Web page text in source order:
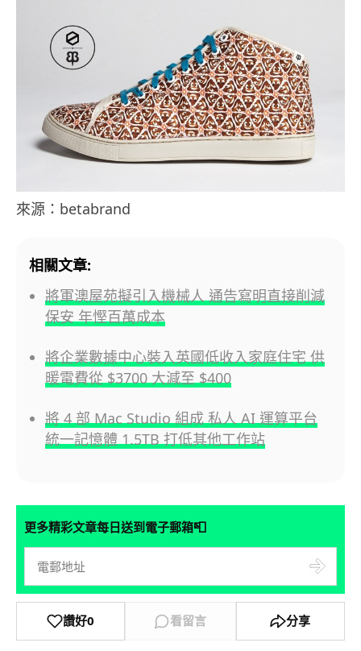
來源：betabrand
相關文章:
將軍澳屋苑擬引入機械人 通告寫明直接削減
保安 年慳百萬成本
將企業數據中心裝入英國低收入家庭住宅 供
暖電費從 $3700 大減至 $400
將 4 部 Mac Studio 組成 私人 AI 運算平台
統一記憶體 1.5TB 打低其他工作站
更多精彩文章每日送到電子郵箱📮
讚好0 看留言 分享